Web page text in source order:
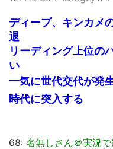
ディープ、キンカメ
退
リーディング上位の
い
一気に世代交代が発
時代に突入する
68: 名無しさん＠実況で